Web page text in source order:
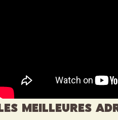
Les meilleures